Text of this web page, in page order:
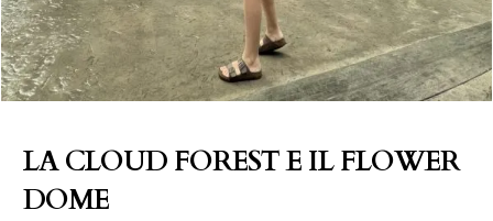
LA CLOUD FOREST E IL FLOWER
DOME